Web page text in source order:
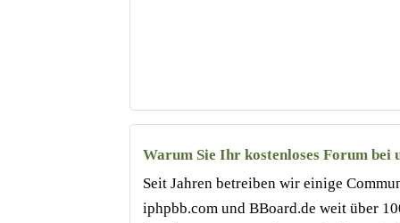
Warum Sie Ihr kostenloses Forum bei
Seit Jahren betreiben wir einige
iphpbb.com und BBoard.de weit über